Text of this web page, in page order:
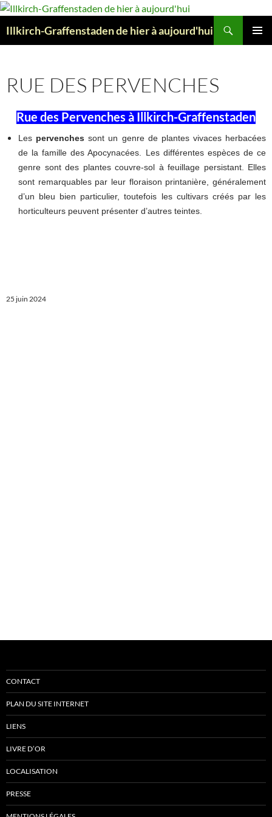
Aller
contenu
Illkirch-Graffenstaden de hier à aujourd'hui
RUE DES PERVENCHES
Rue des Pervenches à Illkirch-Graffenstaden
Les pervenches sont un genre de plantes vivaces herbacées
de la famille des Apocynacées. Les différentes espèces de ce
genre sont des plantes couvre-sol à feuillage persistant. Elles
sont remarquables par leur floraison printanière, généralement
d’un bleu bien particulier, toutefois les cultivars créés par les
horticulteurs peuvent présenter d’autres teintes.
25 juin 2024
CONTACT
PLAN DU SITE INTERNET
LIENS
LIVRE D’OR
LOCALISATION
PRESSE